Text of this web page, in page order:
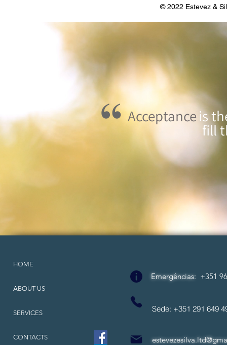
© 2022 Estevez &
Acceptanceis
fill
HOME
ABOUT US
SERVICES
CONTACTS
Emergências: +351
Sede: +351 291